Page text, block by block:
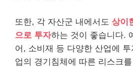
또한, 각 자산군 내에서도 상이
으로 투자하는 것이 좋습니다.
어, 소비재 등 다양한 산업에
업의 경기침체에 따른 리스크